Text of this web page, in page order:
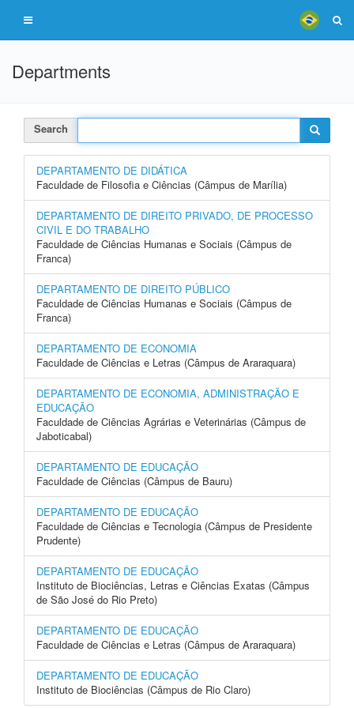
Departments
Search
DEPARTAMENTO DE DIDÁTICA
Faculdade de Filosofia e Ciências (Câmpus de Marília)
DEPARTAMENTO DE DIREITO PRIVADO, DE PROCESSO
CIVIL E DO TRABALHO
Faculdade de Ciências Humanas e Sociais (Câmpus de
Franca)
DEPARTAMENTO DE DIREITO PÚBLICO
Faculdade de Ciências Humanas e Sociais (Câmpus de
Franca)
DEPARTAMENTO DE ECONOMIA
Faculdade de Ciências e Letras (Câmpus de Araraquara)
DEPARTAMENTO DE ECONOMIA, ADMINISTRAÇÃO E
EDUCAÇÃO
Faculdade de Ciências Agrárias e Veterinárias (Câmpus de
Jaboticabal)
DEPARTAMENTO DE EDUCAÇÃO
Faculdade de Ciências (Câmpus de Bauru)
DEPARTAMENTO DE EDUCAÇÃO
Faculdade de Ciências e Tecnologia (Câmpus de Presidente
Prudente)
DEPARTAMENTO DE EDUCAÇÃO
Instituto de Biociências, Letras e Ciências Exatas (Câmpus
de São José do Rio Preto)
DEPARTAMENTO DE EDUCAÇÃO
Faculdade de Ciências e Letras (Câmpus de Araraquara)
DEPARTAMENTO DE EDUCAÇÃO
Instituto de Biociências (Câmpus de Rio Claro)